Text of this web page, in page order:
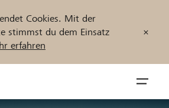
Cookies. Mit der
stimmst du dem Einsatz
erfahren
öffnen